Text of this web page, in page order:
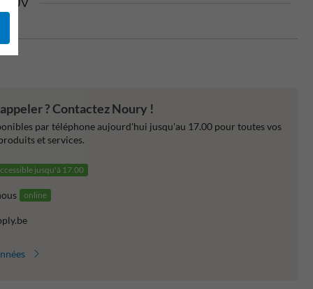
? Contactez Noury !
par téléphone aujourd'hui jusqu'au 17.00 pour toutes vos
et services.
jusqu'à 17.00
online